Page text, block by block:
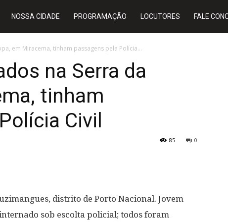
NOSSA CIDADE PROGRAMAÇÃO LOCUTORES FALE
em Miracema, tinham passagens pela Polícia...
na Serra da
tinham
Civil
0
85
distrito de Porto Nacional. Jovem
sob escolta policial; todos foram